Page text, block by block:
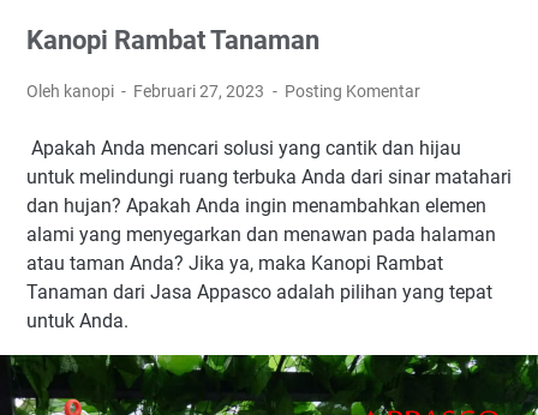
Kanopi Rambat Tanaman
Oleh kanopi Februari 27, 2023 Posting Komentar
Apakah Anda mencari solusi yang cantik dan hijau
untuk melindungi ruang terbuka Anda dari sinar matahari
dan hujan? Apakah Anda ingin menambahkan elemen
alami yang menyegarkan dan menawan pada halaman
atau taman Anda? Jika ya, maka Kanopi Rambat
Tanaman dari Jasa Appasco adalah pilihan yang tepat
untuk Anda.